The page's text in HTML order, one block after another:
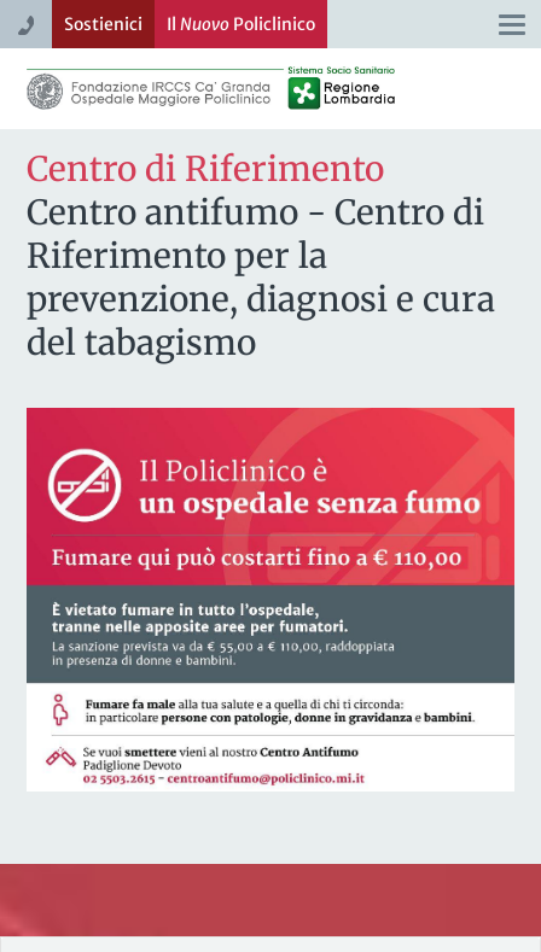
Sostienici Il NuovoPoliclinico
Centro di Riferimento
Centro antifumo - Centro di
Riferimento per la
prevenzione, diagnosi e cura
del tabagismo